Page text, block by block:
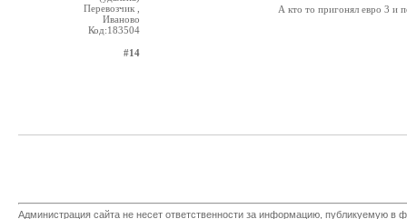
Перевозчик ,
Иваново
Код:183504
#14
А кто то пригонял евро 3 и
Администрация сайта не несет ответственности за информацию, публикуемую